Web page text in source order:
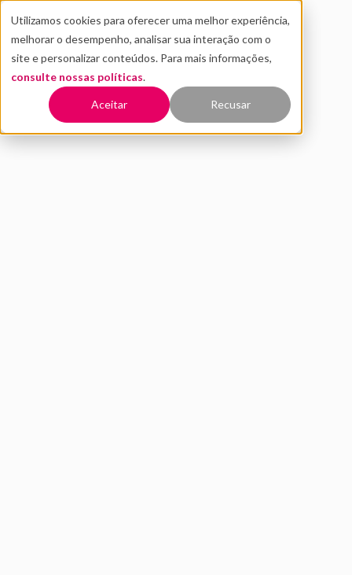
Utilizamos cookies para oferecer uma melhor experiência,
melhorar o desempenho, analisar sua interação com o
site e personalizar conteúdos. Para mais informações,
consulte nossas políticas.
Aceitar Recusar
Voltar
Novo estudo revela idade de